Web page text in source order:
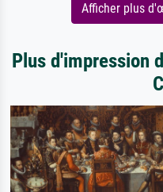
Afficher plus
Plus d'impression